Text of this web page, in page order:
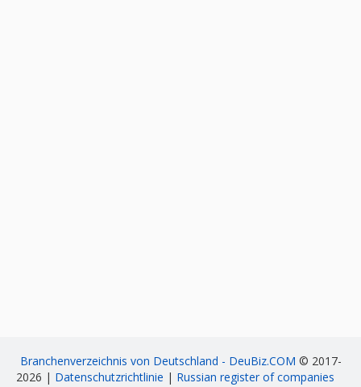
Branchenverzeichnis von Deutschland - DeuBiz.COM © 2017-
2026 | Datenschutzrichtlinie | Russian register of companies